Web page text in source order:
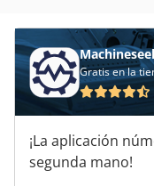
Gratis en la
¡La aplicación
segunda mano!